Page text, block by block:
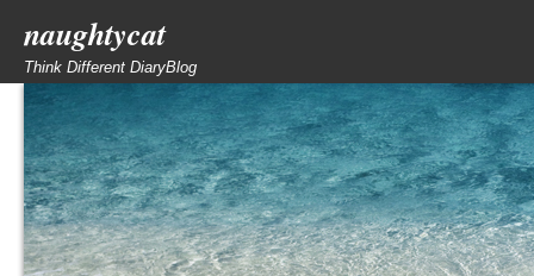
naughtycat
Think Different DiaryBlog